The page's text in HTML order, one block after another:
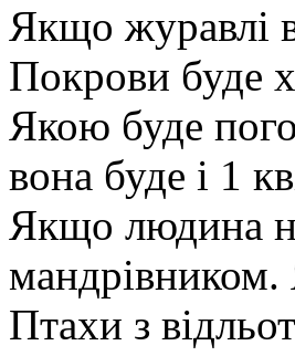
Якщо журавлі
Покрови буде
Якою буде
вона буде і 1
Якщо людина
мандрівником.
Птахи з